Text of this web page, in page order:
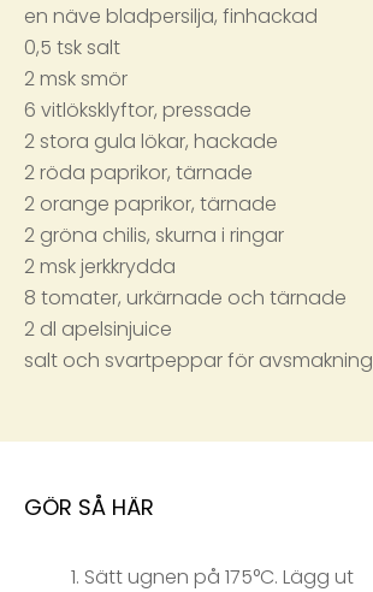
en näve bladpersilja, finhackad
0,5 tsk salt
2 msk smör
6 vitlöksklyftor, pressade
2 stora gula lökar, hackade
2 röda paprikor, tärnade
2 orange paprikor, tärnade
2 gröna chilis, skurna i ringar
2 msk jerkkrydda
8 tomater, urkärnade och tärnade
2 dl apelsinjuice
salt och svartpeppar för avsmakning
GÖR SÅ HÄR
Sätt ugnen på 175°C. Lägg ut